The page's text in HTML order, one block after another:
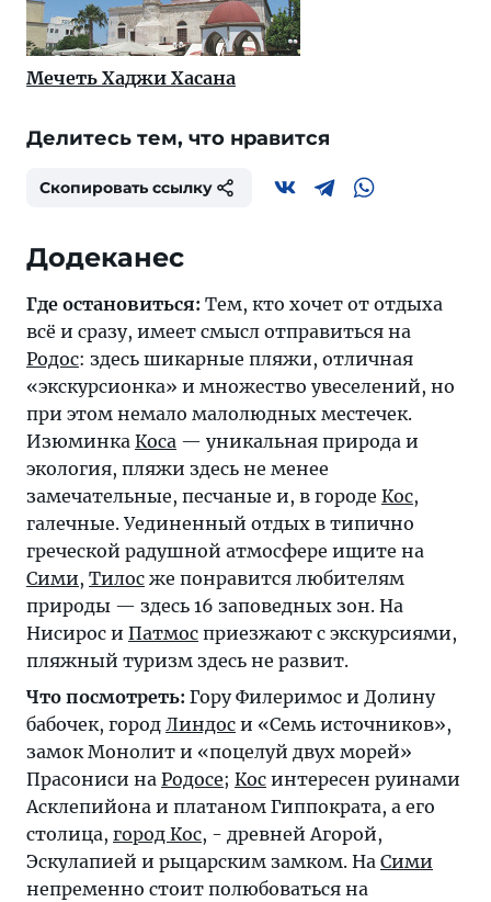
Мечеть Хаджи Хасана
Делитесь тем, что нравится
Скопировать ссылку
Додеканес
Где остановиться: Тем, кто хочет от отдыха
всё и сразу, имеет смысл отправиться на
Родос: здесь шикарные пляжи, отличная
«экскурсионка» и множество увеселений, но
при этом немало малолюдных местечек.
Изюминка Коса — уникальная природа и
экология, пляжи здесь не менее
замечательные, песчаные и, в городе Кос,
галечные. Уединенный отдых в типично
греческой радушной атмосфере ищите на
Сими, Тилос же понравится любителям
природы — здесь 16 заповедных зон. На
Нисирос и Патмос приезжают с экскурсиями,
пляжный туризм здесь не развит.
Что посмотреть: Гору Филеримос и Долину
бабочек, город Линдос и «Семь источников»,
замок Монолит и «поцелуй двух морей»
Прасониси на Родосе; Кос интересен руинами
Асклепийона и платаном Гиппократа, а его
столица, город Кос, - древней Агорой,
Эскулапией и рыцарским замком. На Сими
непременно стоит полюбоваться на